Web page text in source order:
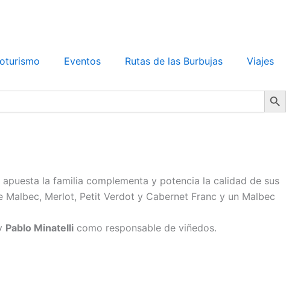
Eventos Rutas de las Burbujas Viajes
Search
apuesta la familia complementa y potencia la calidad de sus
Merlot, Petit Verdot y Cabernet Franc y un Malbec
Pablo Minatelli como responsable de viñedos.